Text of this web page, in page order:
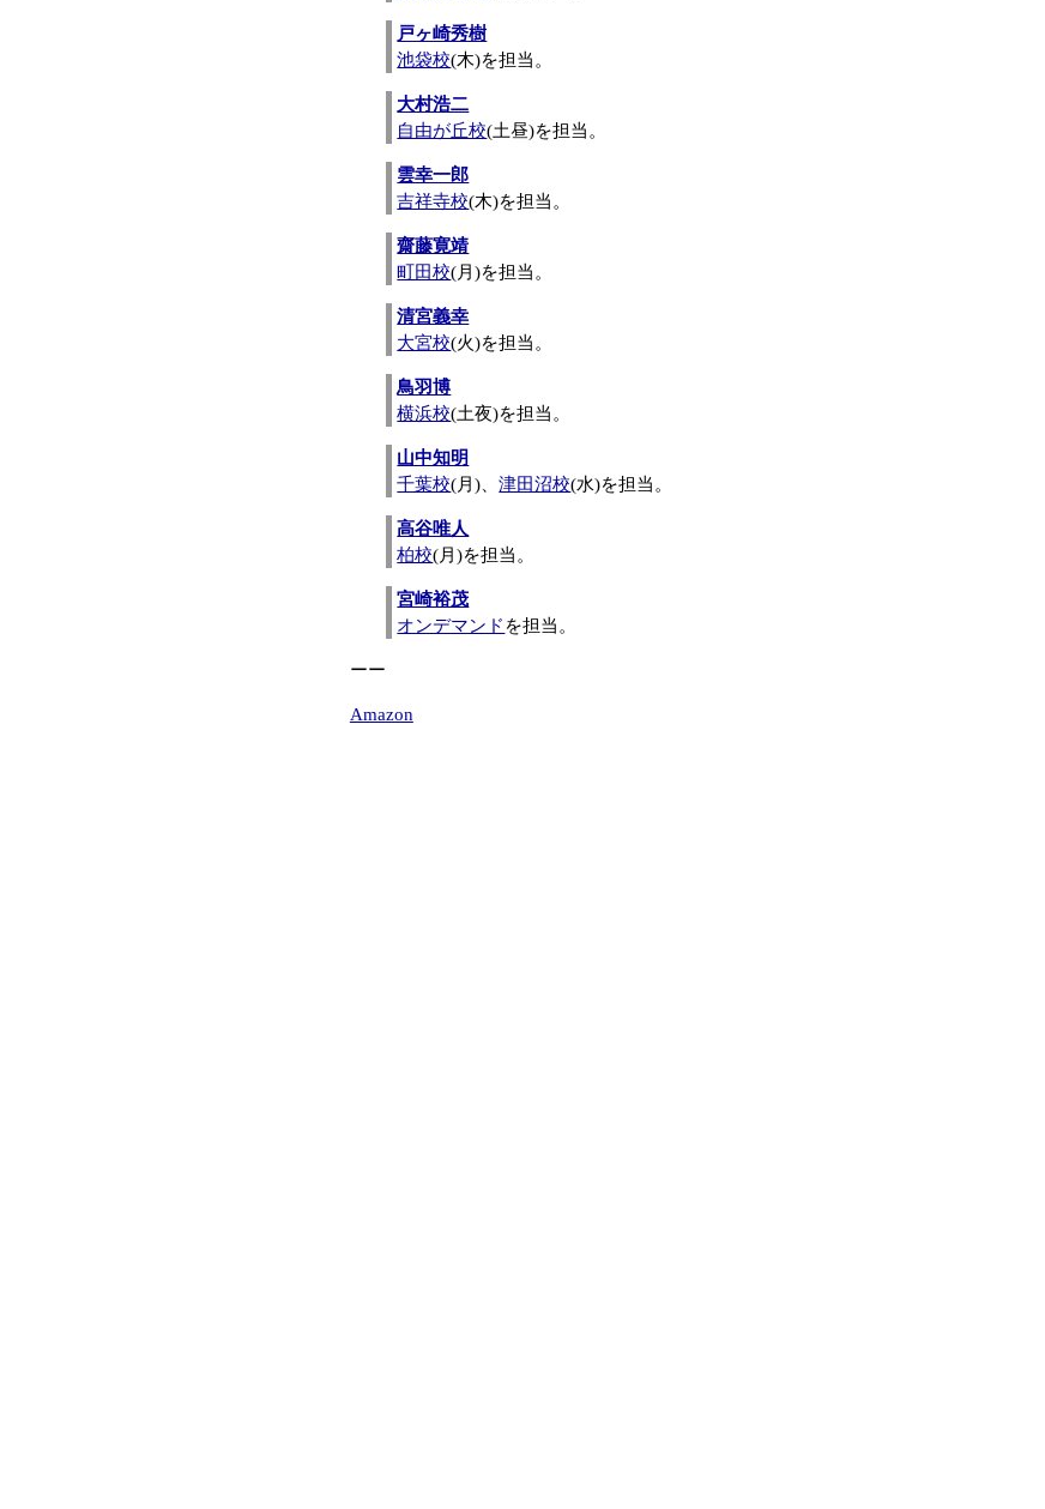
戸ヶ崎秀樹
池袋校(木)を担当。
大村浩二
自由が丘校(土昼)を担当。
雲幸一郎
吉祥寺校(木)を担当。
齋藤寛靖
町田校(月)を担当。
清宮義幸
大宮校(火)を担当。
鳥羽博
横浜校(土夜)を担当。
山中知明
千葉校(月)、津田沼校(水)を担当。
高谷唯人
柏校(月)を担当。
宮崎裕茂
オンデマンド を担当。
ーー
Amazon